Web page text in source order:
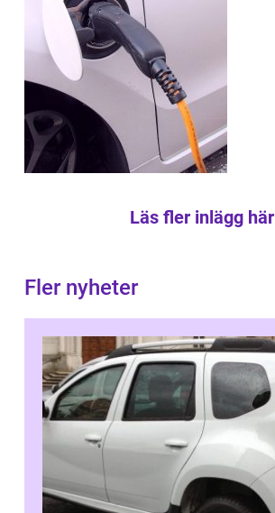
Läs fler inlägg här
Fler nyheter